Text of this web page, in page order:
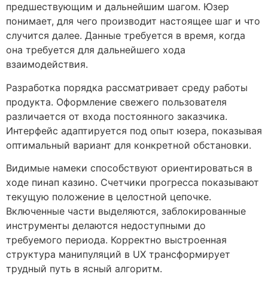
предшествующим и дальнейшим шагом. Юзер
понимает, для чего производит настоящее шаг и что
случится далее. Данные требуется в время, когда
она требуется для дальнейшего хода
взаимодействия.
Разработка порядка рассматривает среду работы
продукта. Оформление свежего пользователя
различается от входа постоянного заказчика.
Интерфейс адаптируется под опыт юзера, показывая
оптимальный вариант для конкретной обстановки.
Видимые намеки способствуют ориентироваться в
ходе пинап казино. Счетчики прогресса показывают
текущую положение в целостной цепочке.
Включенные части выделяются, заблокированные
инструменты делаются недоступными до
требуемого периода. Корректно выстроенная
структура манипуляций в UX трансформирует
трудный путь в ясный алгоритм.